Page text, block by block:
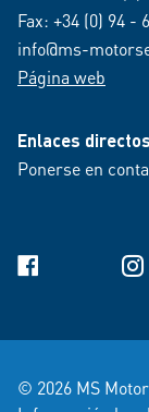
Fax: +34 (0) 94 -
info@ms-
Página web
Enlaces
Ponerse en
Facebook
© 2026 MS